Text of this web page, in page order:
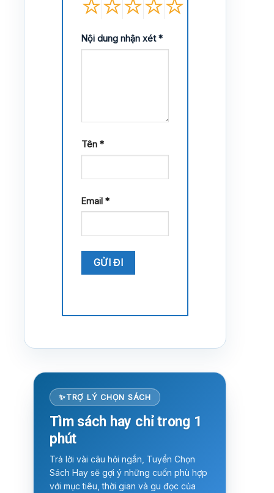
Nội dung nhận xét*
Tên *
Email *
TRỢ LÝ CHỌN SÁCH
Tìm sách hay chỉ trong 1
phút
Trả lời vài câu hỏi ngắn, Tuyển Chọn
Sách Hay sẽ gợi ý những cuốn phù hợp
với mục tiêu, thời gian và gu đọc của